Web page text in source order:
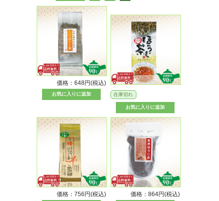
価格：648円(税込)
在庫切れ
価格：756円(税込) 価格：864円(税込)